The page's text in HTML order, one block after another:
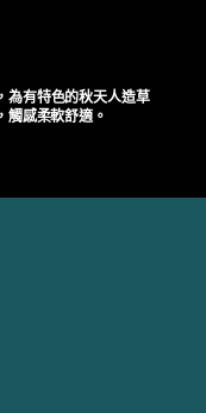
為有特色的秋天人造草
，觸感柔軟舒適。